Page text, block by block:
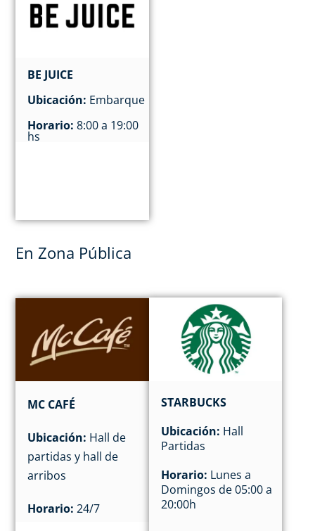
BE JUICE
Ubicación: Embarque
Horario: 8:00 a 19:00
hs
En Zona Pública
MC CAFÉ
Ubicación: Hall de
partidas y hall de
arribos
Horario: 24/7
STARBUCKS
Ubicación: Hall
Partidas
Horario: Lunes a
Domingos de 05:00 a
20:00h